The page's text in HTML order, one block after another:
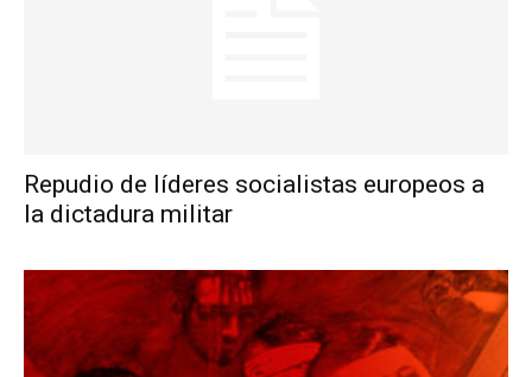
Repudio de líderes socialistas europeos a
la dictadura militar